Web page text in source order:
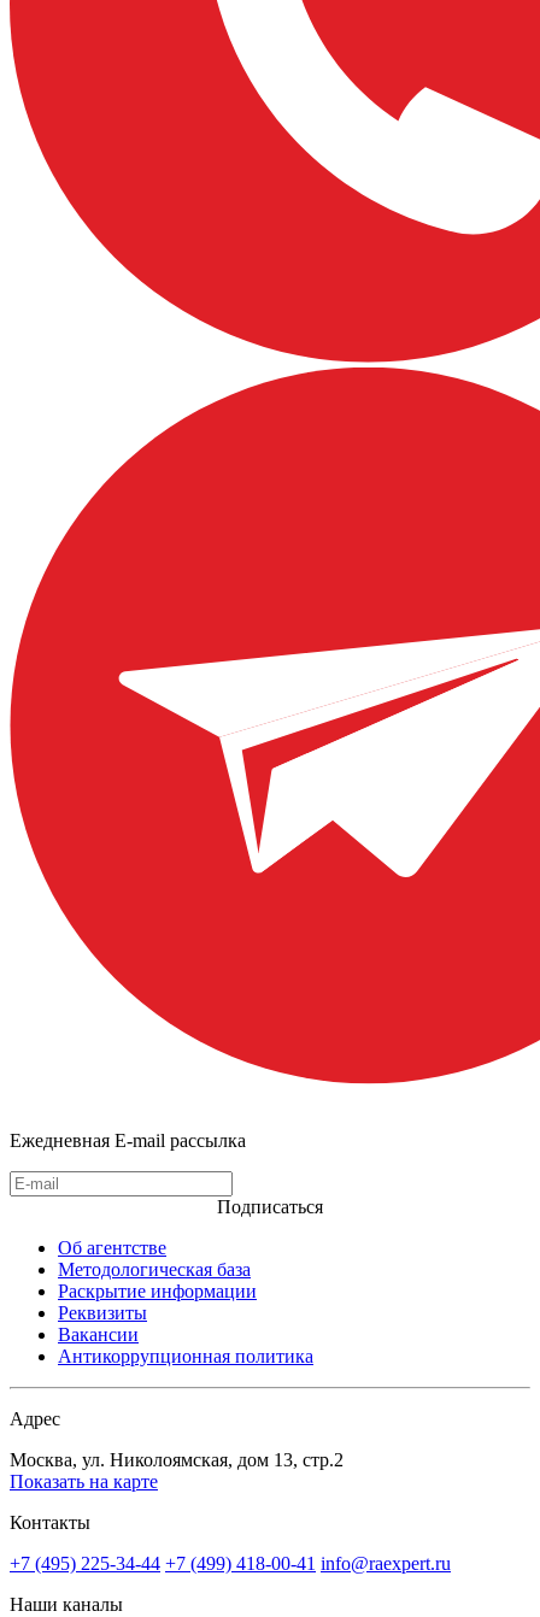
Ежедневная E-mail рассылка
Подписаться
Об агентстве
Методологическая база
Раскрытие информации
Реквизиты
Вакансии
Антикоррупционная политика
Адрес
Москва, ул. Николоямская, дом 13, стр.2
Показать на карте
Контакты
+7 (495) 225-34-44 +7 (499) 418-00-41 info@raexpert.ru
Наши каналы